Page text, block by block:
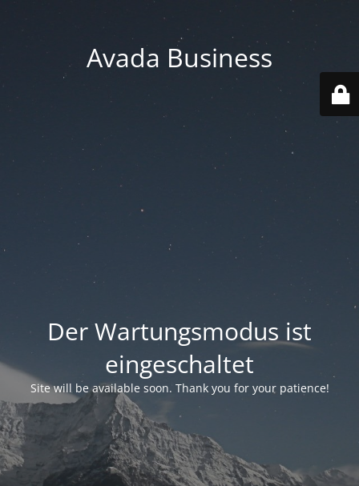
Avada Business
Der Wartungsmodus ist
eingeschaltet
Site will be available soon. Thank you for your patience!